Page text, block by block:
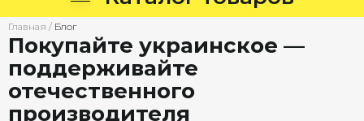
Главная / Блог
Покупайте украинское —
поддерживайте
отечественного
производителя